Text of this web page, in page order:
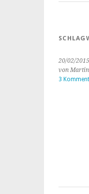
20/02/2015
von
3